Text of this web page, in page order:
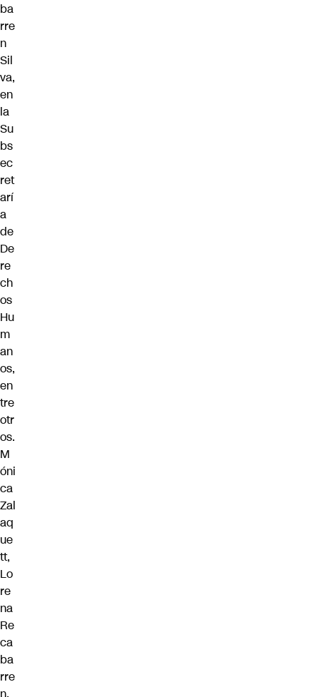
ba
rre
n
Sil
va,
en
la
Su
bs
ec
ret
arí
a
de
De
re
ch
os
Hu
m
an
os,
en
tre
otr
os.
M
óni
ca
Zal
aq
ue
tt,
Lo
re
na
Re
ca
ba
rre
n,